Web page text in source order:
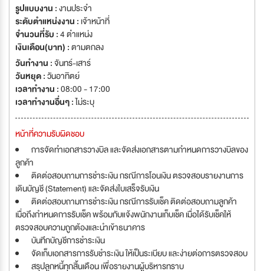
รูปแบบงาน :งานประจำ
ระดับตำแหน่งงาน : เจ้าหน้าที่
จำนวนที่รับ :4 ตำแหน่ง
เงินเดือน(บาท) :ตามตกลง
วันทำงาน :จันทร์-เสาร์
วันหยุด :วันอาทิตย์
เวลาทำงาน :08:00 - 17:00
เวลาทำงานอื่นๆ :ไม่ระบุ
หน้าที่ความรับผิดชอบ
การจัดทำเอกสารวางบิล และจัดส่งเอกสารตามกำหนดการวางบิลของ
ลูกค้า
ติดต่อสอบถามการชำระเงิน กรณีการโอนเงิน ตรวจสอบรายงานการ
เดินบัญชี (Statement) และจัดส่งใบเสร็จรับเงิน
ติดต่อสอบถามการชำระเงิน กรณีการรับเช็ค ติดต่อสอบถามลูกค้า
เมื่อถึงกำหนดการรับเช็ค พร้อมกับแจ้งพนักงานเก็บเช็ค เมื่อได้รับเช็คให้
ตรวจสอบความถูกต้องและนำเข้าธนาคาร
บันทึกบัญชีการชำระเงิน
จัดเก็บเอกสารการรับชำระเงิน ให้เป็นระเบียบ และง่ายต่อการตรวจสอบ
สรุปลูกหนี้ทุกสิ้นเดือน เพื่อรายงานผู้บริหารทราบ